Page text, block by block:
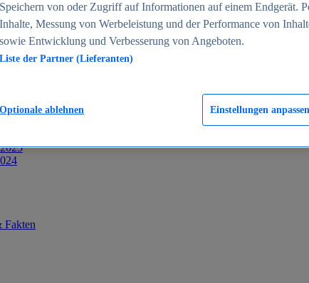
2024
/ Bürgergeld in Deutschland 2005-2025
Fakten
Speichern von oder Zugriff auf Informationen auf einem Endgerät.
Inhalte, Messung von Werbeleistung und der Performance von
sowie Entwicklung und Verbesserung von Angeboten.
Liste der Partner (Lieferanten)
Einstellungen anpassen
Optionale ablehnen